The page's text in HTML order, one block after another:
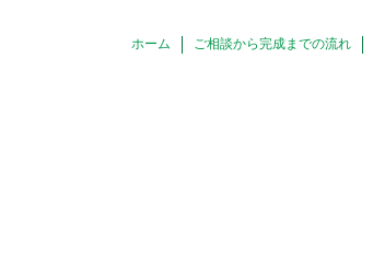
ホーム ご相談から完成までの流れ